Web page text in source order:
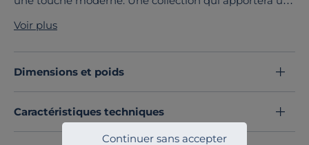
Continuer sans accepter
Découvrez toute notre sélection :
Voir plus
Dimensions et poids
Caractéristiques techniques